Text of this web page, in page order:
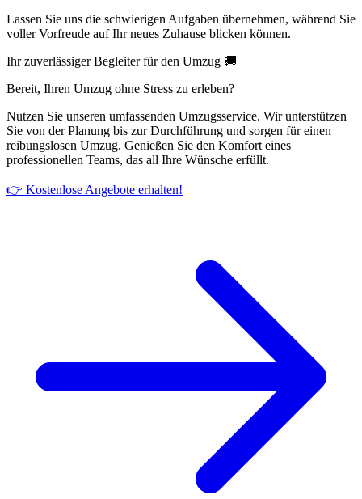
Lassen Sie uns die schwierigen Aufgaben übernehmen, während Sie
voller Vorfreude auf Ihr neues Zuhause blicken können.
Ihr zuverlässiger Begleiter für den Umzug 🚚
Bereit, Ihren Umzug ohne Stress zu erleben?
Nutzen Sie unseren umfassenden Umzugsservice. Wir unterstützen
Sie von der Planung bis zur Durchführung und sorgen für einen
reibungslosen Umzug. Genießen Sie den Komfort eines
professionellen Teams, das all Ihre Wünsche erfüllt.
👉 Kostenlose Angebote erhalten!